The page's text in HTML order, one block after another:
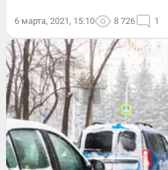
6 марта, 2021, 15:10 8 726 1